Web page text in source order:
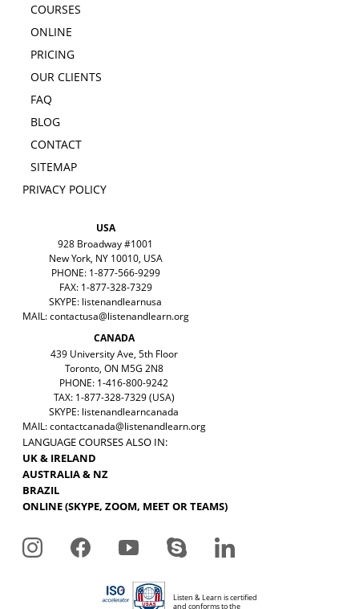
COURSES
ONLINE
PRICING
OUR CLIENTS
FAQ
BLOG
CONTACT
SITEMAP
PRIVACY POLICY
USA
928 Broadway #1001
New York, NY 10010, USA
PHONE: 1-877-566-9299
FAX: 1-877-328-7329
SKYPE: listenandlearnusa
MAIL:contactusa@listenandlearn.org
CANADA
439 University Ave, 5th Floor
Toronto, ON M5G 2N8
PHONE: 1-416-800-9242
TAX: 1-877-328-7329 (USA)
SKYPE: listenandlearncanada
MAIL:contactcanada@listenandlearn.org
LANGUAGE COURSES ALSO IN:
UK & IRELAND
AUSTRALIA & NZ
BRAZIL
ONLINE (SKYPE, ZOOM, MEET OR TEAMS)